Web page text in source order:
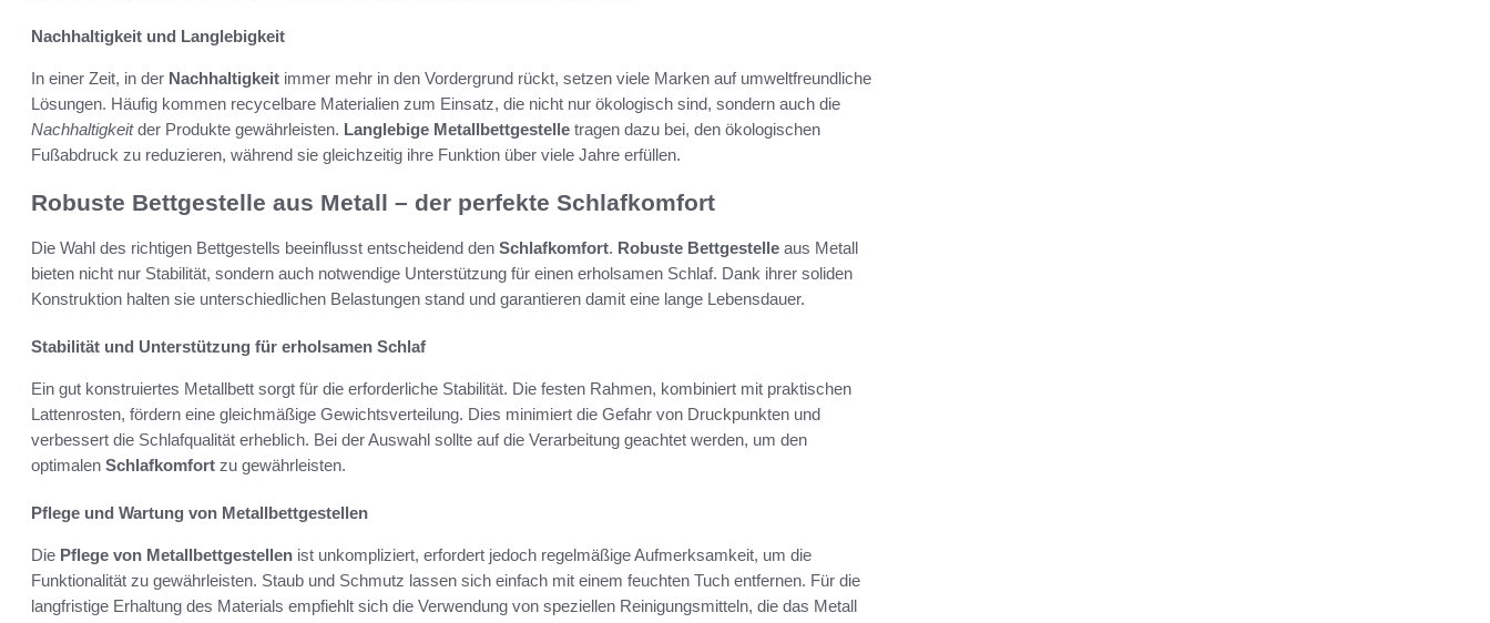
Nachhaltigkeit und Langlebigkeit
In einer Zeit, in der Nachhaltigkeit immer mehr in den Vordergrund rückt, setzen viele Marken auf umweltfreundliche
Lösungen. Häufig kommen recycelbare Materialien zum Einsatz, die nicht nur ökologisch sind, sondern auch die
Nachhaltigkeitder Produkte gewährleisten. Langlebige Metallbettgestelle tragen dazu bei, den ökologischen
Fußabdruck zu reduzieren, während sie gleichzeitig ihre Funktion über viele Jahre erfüllen.
Robuste Bettgestelle aus Metall – der perfekte Schlafkomfort
Die Wahl des richtigen Bettgestells beeinflusst entscheidend den Schlafkomfort. Robuste Bettgestelle aus Metall
bieten nicht nur Stabilität, sondern auch notwendige Unterstützung für einen erholsamen Schlaf. Dank ihrer soliden
Konstruktion halten sie unterschiedlichen Belastungen stand und garantieren damit eine lange Lebensdauer.
Stabilität und Unterstützung für erholsamen Schlaf
Ein gut konstruiertes Metallbett sorgt für die erforderliche Stabilität. Die festen Rahmen, kombiniert mit praktischen
Lattenrosten, fördern eine gleichmäßige Gewichtsverteilung. Dies minimiert die Gefahr von Druckpunkten und
verbessert die Schlafqualität erheblich. Bei der Auswahl sollte auf die Verarbeitung geachtet werden, um den
optimalen Schlafkomfort zu gewährleisten.
Pflege und Wartung von Metallbettgestellen
Die Pflege von Metallbettgestellen ist unkompliziert, erfordert jedoch regelmäßige Aufmerksamkeit, um die
Funktionalität zu gewährleisten. Staub und Schmutz lassen sich einfach mit einem feuchten Tuch entfernen. Für die
langfristige Erhaltung des Materials empfiehlt sich die Verwendung von speziellen Reinigungsmitteln, die das Metall